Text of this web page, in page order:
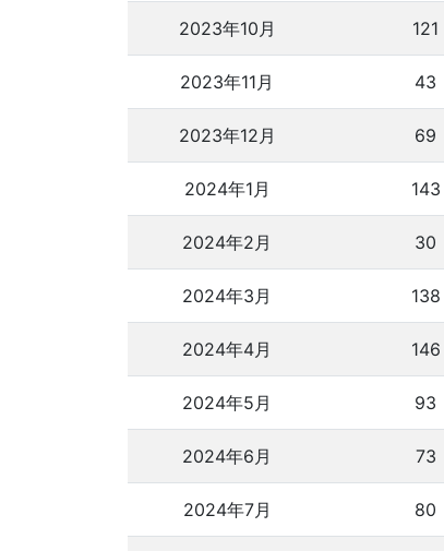
2023年10月 121
2023年11月 43
2023年12月 69
2024年1月 143
2024年2月 30
2024年3月 138
2024年4月 146
2024年5月 93
2024年6月 73
2024年7月 80